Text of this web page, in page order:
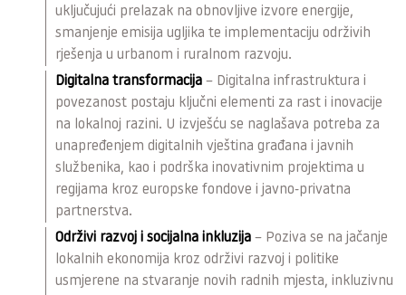
uključujući prelazak na obnovljive izvore energije,
smanjenje emisija ugljika te implementaciju održivih
rješenja u urbanom i ruralnom razvoju.
Digitalna transformacija – Digitalna infrastruktura i
povezanost postaju ključni elementi za rast i inovacije
na lokalnoj razini. U izvješću se naglašava potreba za
unapređenjem digitalnih vještina građana i javnih
službenika, kao i podrška inovativnim projektima u
regijama kroz europske fondove i javno-privatna
partnerstva.
Održivi razvoj i socijalna inkluzija – Poziva se na jačanje
lokalnih ekonomija kroz održivi razvoj i politike
usmjerene na stvaranje novih radnih mjesta, inkluzivnu